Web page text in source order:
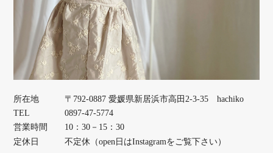
所在地
〒792-0887 愛媛県新居浜市高田2-3-35 hachiko
TEL
0897-47-5774
営業時間
10：30－15：30
定休日
不定休（open日はInstagramをご覧下さい）